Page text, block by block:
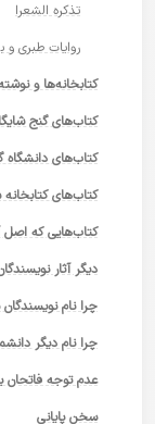
تذکره الشعرا
روایات طبری و
کتابخانه‌ها و
کتاب‌های گنج
کتاب‌های
کتاب‌های
کتاب‌هایی که
دیگر آثار
چرا نام
چرا نام دیگر
عدم توجه فاتحان
سخن پایانی